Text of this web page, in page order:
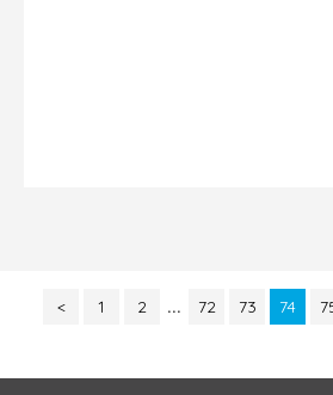
< 1 2 ... 72 73 74